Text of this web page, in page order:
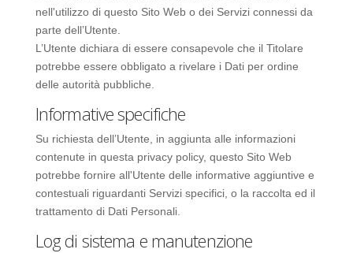
nell'utilizzo di questo Sito Web o dei Servizi connessi da
parte dell’Utente.
L’Utente dichiara di essere consapevole che il Titolare
potrebbe essere obbligato a rivelare i Dati per ordine
delle autorità pubbliche.
Informative specifiche
Su richiesta dell’Utente, in aggiunta alle informazioni
contenute in questa privacy policy, questo Sito Web
potrebbe fornire all'Utente delle informative aggiuntive e
contestuali riguardanti Servizi specifici, o la raccolta ed il
trattamento di Dati Personali.
Log di sistema e manutenzione